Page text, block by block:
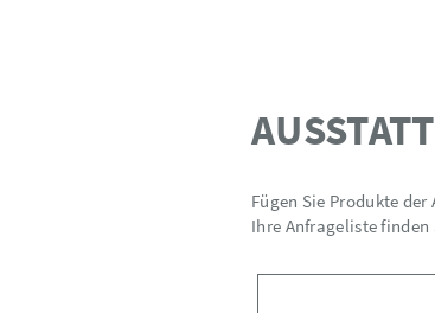
Fügen Sie Produkte
Ihre Anfrageliste finden